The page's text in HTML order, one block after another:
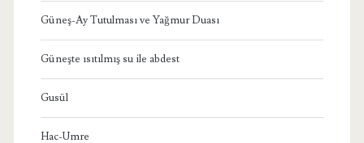
Güneş-Ay Tutulması ve Yağmur Duası
Güneşte ısıtılmış su ile abdest
Gusül
Hac-Umre